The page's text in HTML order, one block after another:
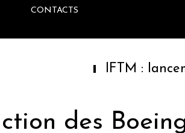
CONTACTS
IFTM : lancement
des